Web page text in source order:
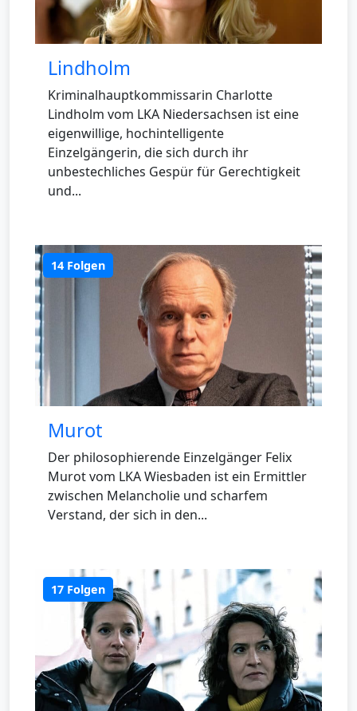
Lindholm
Kriminalhauptkommissarin Charlotte
Lindholm vom LKA Niedersachsen ist eine
eigenwillige, hochintelligente
Einzelgängerin, die sich durch ihr
unbestechliches Gespür für Gerechtigkeit
und...
14 Folgen
Murot
Der philosophierende Einzelgänger Felix
Murot vom LKA Wiesbaden ist ein Ermittler
zwischen Melancholie und scharfem
Verstand, der sich in den...
17 Folgen